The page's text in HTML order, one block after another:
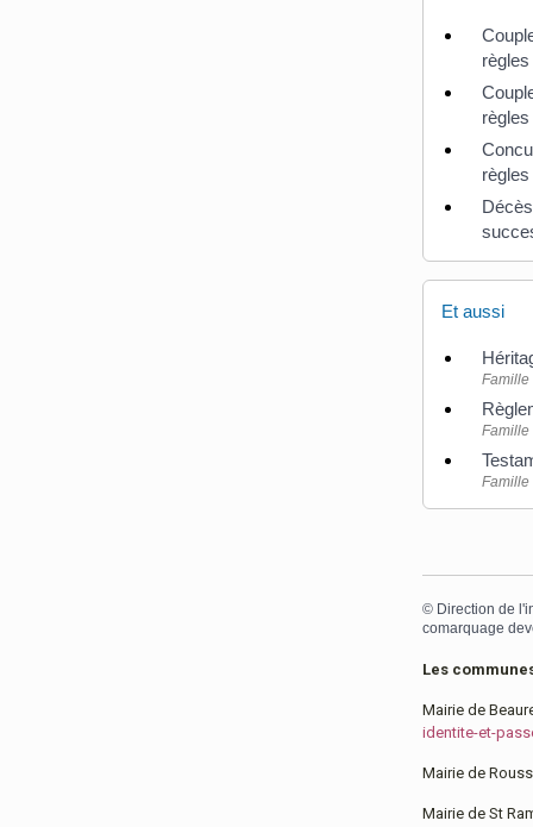
règles
règles
règles
Et aussi
Famille
Famille
Famille
© Direction de
comarquage
Les
Mairie de
identite-et-
Mairie de
Mairie de St